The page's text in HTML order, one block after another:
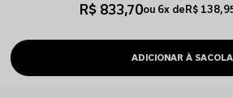
R$ 833,70
6x R$